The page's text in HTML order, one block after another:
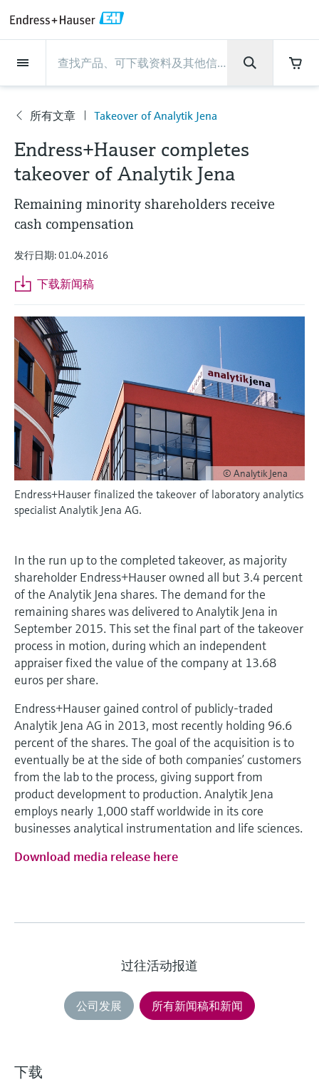
现场仪表
流量
物位测量
液体分析
温度测量
压力测量
系统产品
光学分析
Netilion IIoT
软件
产品工具
通过产品筛选，选择测量仪表
Applicator 选型和计算软件
通过应用参数查找、选择并配置产品
Device Viewer
查找产品具体信息和文档
备件查找工具
您可通过产品型号、订单代码或序列号，轻
松查找所需备件。
流量
电磁流量计
科里奥利质量流量计
超声波流量计
涡街流量计
热式质量流量计
Differential pressure flow
measurement
选购全部
物位测量
雷达物位测量
Vibronic point level detection
导波雷达物位测量
超声波物位测量
电容物位测量
静压液位测量
Conductive level measurement
Float switch level measurement
放射线物位测量
阻旋料位开关
伺服液位测量
微波限位栅物位测量
Level measurement with pressure
选购全部
液体分析
pH电极和变送器
电导率传感器和变送器
浊度传感器和变送器
氯传感器和变送器
溶解氧传感器和变送器
实验室检测仪表和便携式pH计
全自动水质采样仪
TOC、COD和SAC分析仪
ORP电极和变送器
污泥界面传感器和变送器
营养盐分析仪和传感器
光度计
微波传输测量原理
Memosens数字技术
选购全部
温度测量
温度变送器
工业温度计
保护套管
高温型温度计
卫生型温度计
紧凑型温度计
温度开关
表面温度计
线缆式温度计
多点温度计
选购全部
压力测量
绝压和表压测量
差压测量
选购全部
系统产品
数据管理仪&数据记录仪
过程测控仪
电源和安全栅
WirelessHART解决方案
网关和调制解调器
设备配置用平板电脑
能量管理仪和应用管理仪
浪涌保护器
选购全部
光学分析
TDLAS和QF分析仪
拉曼光谱分析仪
排放监测解决方案
颗粒测量设备
数字分析仪解决方案
过程气体分析仪
空气质量测量装置
烟雾探测器
视距测量仪
超高探测器
选购全部
Netilion IIoT
Netilion Value
Netilion Health
Netilion Analytics
Netilion Library
Netilion Inventory
Netilion Connect
Netilion Device Viewer
Netilion Water
服务产品
Project and commissioning services
技术支持服务
仪表维护
仪表性能优化服务
View all
Project and commissioning
services
仪表调试服务
Industrial Project Management
Extended warranty
技术支持服务
远程技术支持
远程资产监控
Process Instrumentation Courses
仪表维护
验证服务
现场仪表校准服务
预防性维护服务
Repair of measuring instruments
仪表性能优化服务
校准报告分析
优化校准间隔时间
动态现场仪表评价和分析服务
行业应用
食品与饮料
水务和环境：保护 —— 节约 —— 提高
石油与天然气：促进能源转型，实
现净零目标
生命科学：创新技术助推卓越运营
化工：深化合作，助推可持续成功
电力与能源
采矿、矿物加工及冶金：打造可持
续的未来
公用工程：可靠使用蒸汽
所有行业的关注焦点
工业领域的可持续发展解决方案
数字化驱动流程工业转型升级
决策级过程透明度，赋能卓越运营
支持
快速获取服务支持！
技术支持中心 —— Endress+Hauser提供全方
位服务，与您相伴前行
搜索和下载技术手册, 宣传资料, 出版物, 软
件更新, 视频, 证书等各类文件!
学习
学习中心
的指导课程与资源，随时随地提升技能。
活动和培训
根据需要，从培训、研讨会、展会、峰会或
在线研讨会等各种活动中灵活选择。
公司
Endress+Hauser集团
生产中心
集团实力
客户案例
新闻与案例
活动和培训
您的Endress+Hauser职业生涯
Endress+Hauser集团
公司概况
Asia Pacific
财务业绩
集团管理层
发展历程
文化与价值观
可持续发展
关联公司
生产中心
物位和压力测量
Endress+Hauser流量
Endress+Hauser 液体分析
温度+系统产品
Endress+Hauser 数字解决方案
Endress+Hauser 光学分析
Endress+Hauser SICK
集团实力
过程安全性
网络安全性
过程自动化项目流程
My Endress+Hauser
建立电子采购流程，从容应对未来
需求
新闻与案例
新闻与案例总览
所有文章
新闻稿
事实速览
媒体活动
活动和培训
培训
研讨会
展览会
在线研讨会和回放
峰会
线下活动
查找市场活动及培训
您的Endress+Hauser职业生
涯
Explore open positions
在Endress+Hauser工作
更多工作机会
德国耶拿分析仪器公司的工作机会
IST创新传感器技术公司的工作机
会
Job opportunities at
Endress+Hauser SICK
司
所有文章 Takeover of Analytik Jena
Endress+Hauser completes
takeover of Analytik Jena
Remaining minority shareholders receive
cash compensation
发行日期: 01.04.2016
下载新闻稿
© Analytik Jena
Endress+Hauser finalized the takeover of laboratory analytics
specialist Analytik Jena AG.
In the run up to the completed takeover, as majority
shareholder Endress+Hauser owned all but 3.4 percent
of the Analytik Jena shares. The demand for the
remaining shares was delivered to Analytik Jena in
September 2015. This set the final part of the takeover
process in motion, during which an independent
appraiser fixed the value of the company at 13.68
euros per share.
Endress+Hauser gained control of publicly-traded
Analytik Jena AG in 2013, most recently holding 96.6
percent of the shares. The goal of the acquisition is to
eventually be at the side of both companies’ customers
from the lab to the process, giving support from
product development to production. Analytik Jena
employs nearly 1,000 staff worldwide in its core
businesses analytical instrumentation and life sciences.
Download media release here
过往活动报道
公司发展 所有新闻稿和新闻
下载